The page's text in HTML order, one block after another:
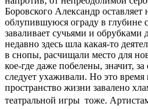
Боровского Александр
облупившуюся ограду в глубине
заваливает сучьями и обрубками
недавно здесь шла какая-то
в снопы, расчищали место для
кое-где даже побелены, значит,
следует ухаживали. Но это
пространство жизни завалено
театральной игры  тоже.